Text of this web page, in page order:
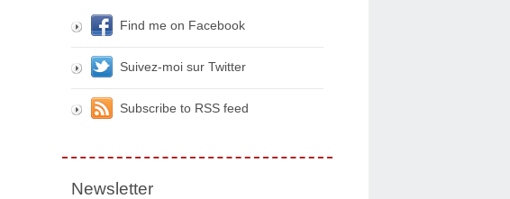
Find me on Facebook
Suivez-moi sur Twitter
Subscribe to RSS feed
Newsletter